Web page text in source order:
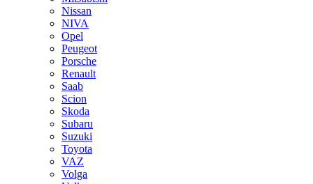
Nissan
NIVA
Opel
Peugeot
Porsche
Renault
Saab
Scion
Skoda
Subaru
Suzuki
Toyota
VAZ
Volga